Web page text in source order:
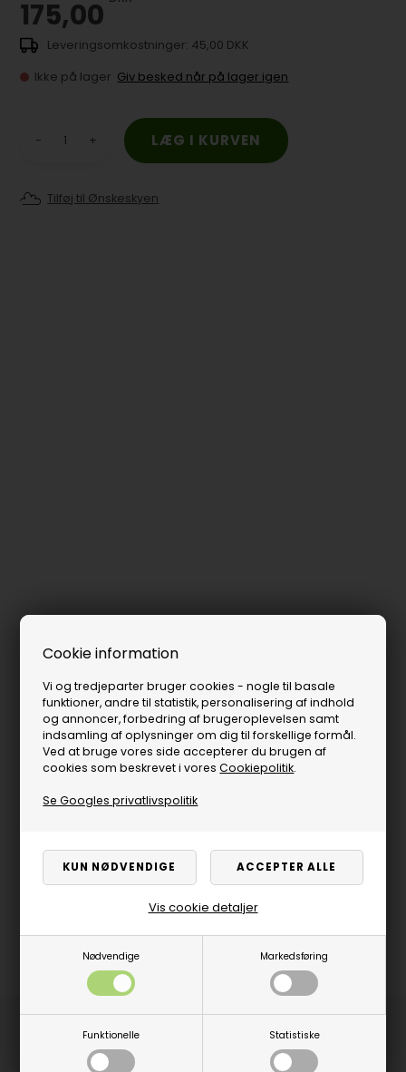
Cookie information
Vi og tredjeparter bruger cookies - nogle til basale
funktioner, andre til statistik, personalisering af indhold
og annoncer, forbedring af brugeroplevelsen samt
indsamling af oplysninger om dig til forskellige formål.
Ved at bruge vores side accepterer du brugen af
cookies som beskrevet i voresCookiepolitik.
Se Googles privatlivspolitik
Nødvendige Markedsføring
Funktionelle Statistiske
Vis cookie detaljer
175,00
45,00 DKK
Ikke på lager Giv besked når på lager igen
- +
Tilføj til Ønskeskyen
Produktbeskrivelse
Dimitri van den Bergh har lagt navn til dette fine sæt messing